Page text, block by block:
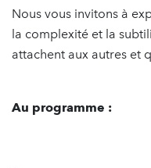
Nous vous invitons à
la complexité et la
attachent aux autres et
Au programme :